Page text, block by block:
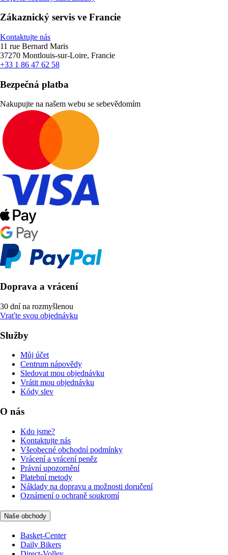
Zákaznický servis ve Francie
Kontaktujte nás
11 rue Bernard Maris
37270 Montlouis-sur-Loire, Francie
+33 1 86 47 62 58
Bezpečná platba
Nakupujte na našem webu se sebevědomím
Doprava a vrácení
30 dní na rozmyšlenou
Vraťte svou objednávku
Služby
Můj účet
Centrum nápovědy
Sledovat mou objednávku
Vrátit mou objednávku
Kódy slev
O nás
Kdo jsme?
Kontaktujte nás
Všeobecné obchodní podmínky
Vrácení a vrácení peněz
Právní upozornění
Platební metody
Náklady na dopravu a možnosti doručení
Oznámení o ochraně soukromí
Naše obchody
Basket-Center
Daily Bikers